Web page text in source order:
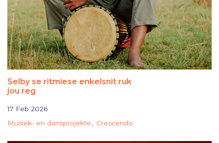
Selby se ritmiese enkelsnit ruk
jou reg
17 Feb 2026
Musiek- en dansprojekte
Crescendo